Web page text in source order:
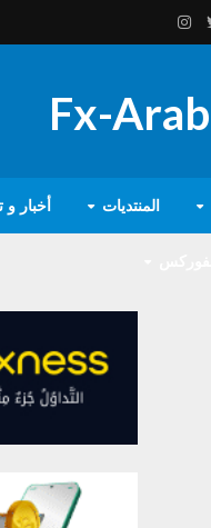
المنتديات أخبار و